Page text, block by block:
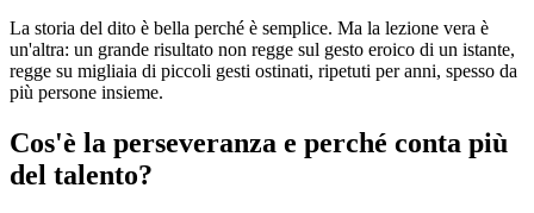
La storia del dito è bella perché è semplice. Ma la lezione vera è
un'altra: un grande risultato non regge sul gesto eroico di un istante,
regge su migliaia di piccoli gesti ostinati, ripetuti per anni, spesso da
più persone insieme.
Cos'è la perseveranza e perché conta più
del talento?